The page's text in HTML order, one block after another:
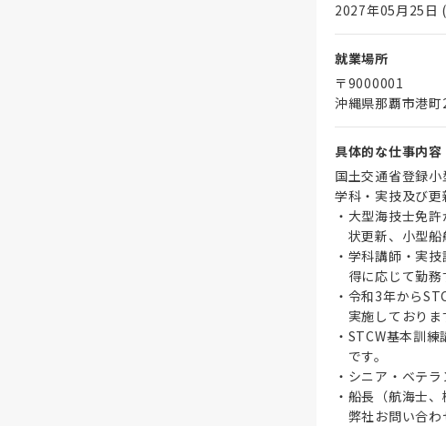
2027年05月25日
就業場所
〒9000001
沖縄県那覇市港
具体的な仕事内容
国土交通省登録
学科・実技及び
・大型海技士免
状更新、小型船
・学科講師・実
得に応じて勤務
・令和3年から
実施しておりま
・STCW基本訓
です。
・シニア・ベテ
・船長（航海士
弊社お問い合わ